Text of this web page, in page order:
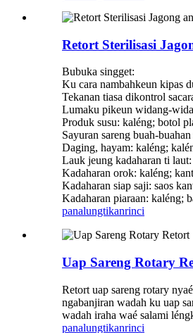
Retort Sterilisasi
Bubuka singget:
Ku cara nambahkeun kipas
Tekanan tiasa dikontrol
Lumaku pikeun widang-
Produk susu: kaléng; botol
Sayuran sareng buah-
Daging, hayam: kaléng;
Lauk jeung kadaharan ti
Kadaharan orok: kaléng;
Kadaharan siap saji: saos
Kadaharan piaraan: kaléng;
panalungtikanrinci
Uap Sareng Rotary
Retort uap sareng rotary
ngabanjiran wadah ku uap
wadah iraha waé salami
panalungtikanrinci